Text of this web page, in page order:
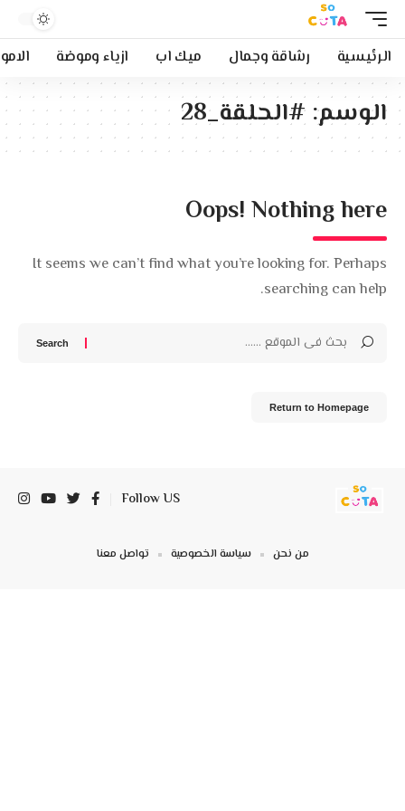
الرئيسية رشاقة وجمال ميك اب ازياء وموضة
الوسم: #الحلقة_28
Oops! Nothing here
It seems we can’t find what you’re looking for. Perhaps
searching can help.
Return to Homepage
Follow US
من نحن سياسة الخصوصية تواصل معنا